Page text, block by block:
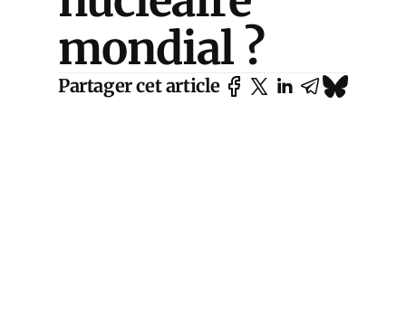
mondial ?
Partager cet article